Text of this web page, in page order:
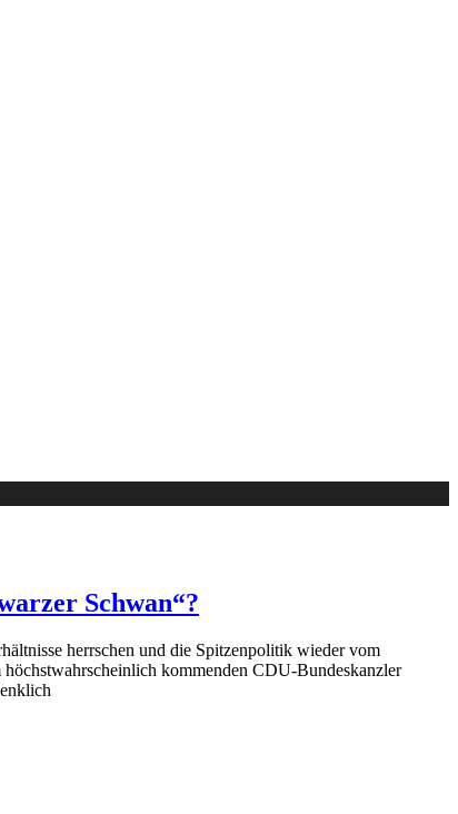
Schwan“?
herrschen und die Spitzenpolitik wieder vom
kommenden CDU-Bundeskanzler